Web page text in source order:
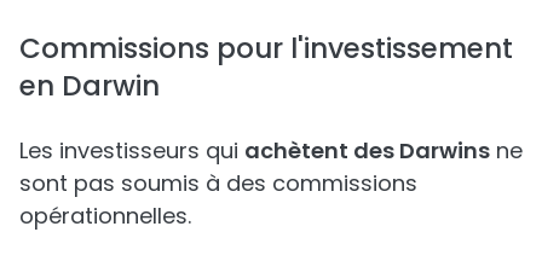
Commissions pour l'investissement
en Darwin
Les investisseurs qui achètent des Darwins ne
sont pas soumis à des commissions
opérationnelles.